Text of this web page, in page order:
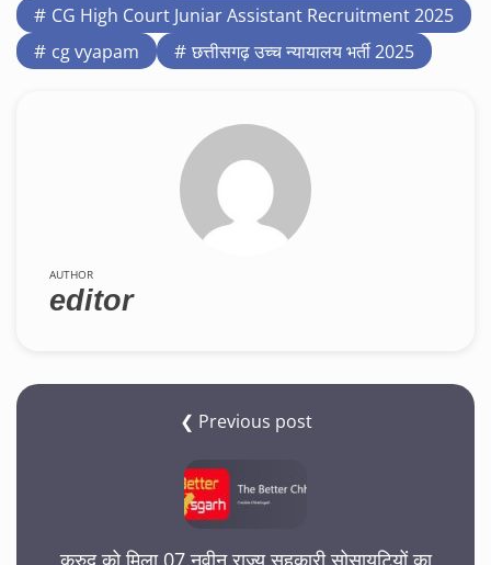
CG High Court Juniar Assistant Recruitment 2025
cg vyapam
छत्तीसगढ़ उच्च न्यायालय भर्ती 2025
AUTHOR
editor
❮ Previous post
कुरुद को मिला 07 नवीन राज्य सहकारी सोसायटियों का